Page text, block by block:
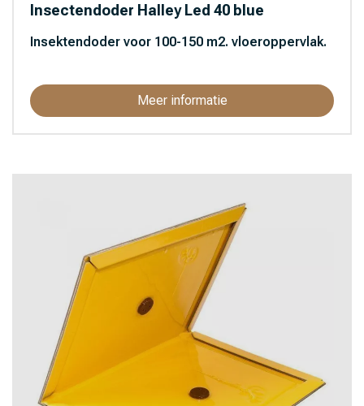
Insectendoder Halley Led 40 blue
Insektendoder voor 100-150 m2. vloeroppervlak.
Meer informatie